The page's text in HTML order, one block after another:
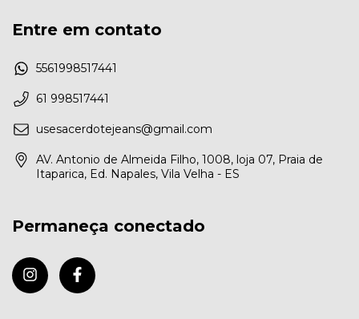
Entre em contato
5561998517441
61 998517441
usesacerdotejeans@gmail.com
AV. Antonio de Almeida Filho, 1008, loja 07, Praia de
Itaparica, Ed. Napales, Vila Velha - ES
Permaneça conectado